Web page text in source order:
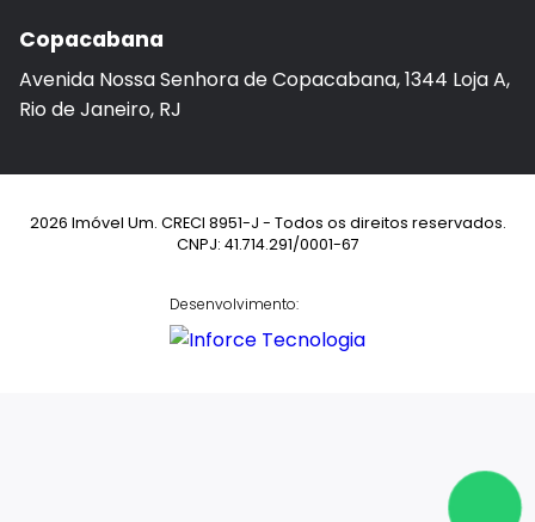
Copacabana
Avenida Nossa Senhora de Copacabana, 1344 Loja A,
Rio de Janeiro, RJ
2026 Imóvel Um. CRECI 8951-J - Todos os direitos reservados.
CNPJ: 41.714.291/0001-67
Desenvolvimento: